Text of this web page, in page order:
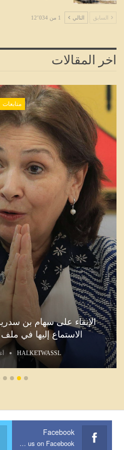
السابق التالي 1 من 12٬034
اخر المقالات
متابعات
الإبقاء على سهام بن
الاستماع إليها في ملف
HALKETWASSL
Facebook
Join us on Facebook